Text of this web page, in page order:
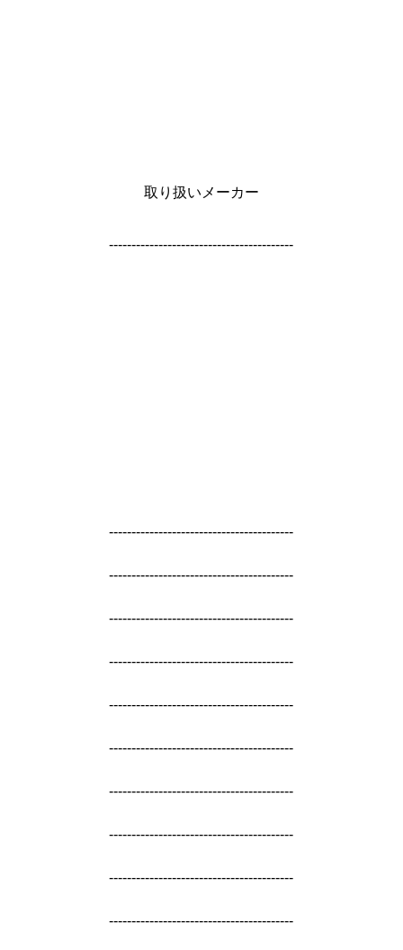
取り扱いメーカー
-----------------------------------------
-----------------------------------------
-----------------------------------------
-----------------------------------------
-----------------------------------------
-----------------------------------------
-----------------------------------------
-----------------------------------------
-----------------------------------------
-----------------------------------------
-----------------------------------------